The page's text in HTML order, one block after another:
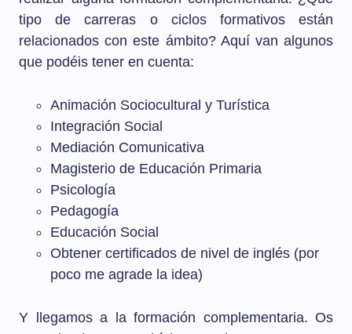
tipo de carreras o ciclos formativos están
relacionados con este ámbito? Aquí van algunos
que podéis tener en cuenta:
Animación Sociocultural y Turística
Integración Social
Mediación Comunicativa
Magisterio de Educación Primaria
Psicología
Pedagogía
Educación Social
Obtener certificados de nivel de inglés (por
poco me agrade la idea)
Y llegamos a la formación complementaria. Os